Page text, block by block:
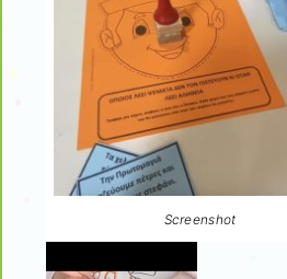
Screenshot